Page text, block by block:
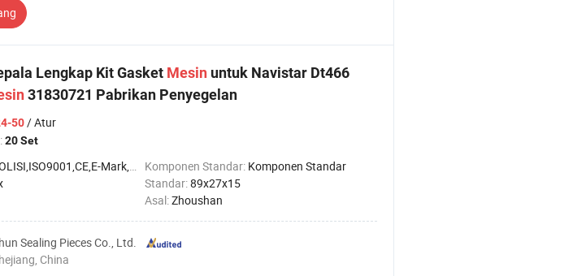
Lengkap Kit Gasket Mesin untuk Navistar Dt466
31830721 Pabrikan Penyegelan
50/ Atur
20 Set
Mark,RoHS,TS16949 Komponen Standar: Komponen Standar
Standar:89x27x15
Asal:Zhoushan
Sealing Pieces Co., Ltd.
China